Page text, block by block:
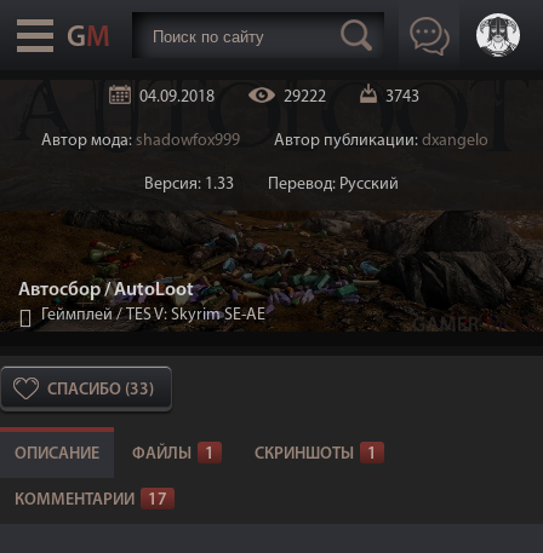
04.09.2018 29222 3743
Автор мода: shadowfox999 Автор публикации: dxangelo
Версия: 1.33 Перевод: Русский
Автосбор / AutoLoot
Геймплей/TES V: Skyrim SE-AE
СПАСИБО (33)
ОПИСАНИЕ ФАЙЛЫ 1 СКРИНШОТЫ 1
КОММЕНТАРИИ 17